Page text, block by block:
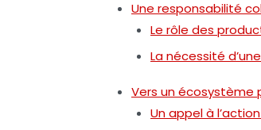
Une responsabilité
Le rôle des
La nécessité
Vers un écosystème
Un appel à